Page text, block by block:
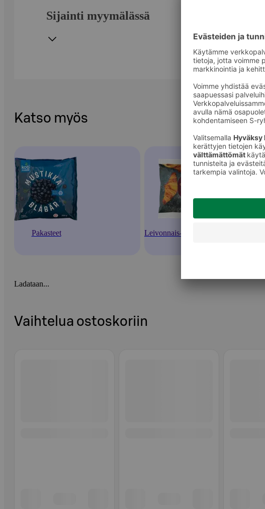
Sijainti myymälässä
Katso myös
Pakasteet Leivonnais- ja leipäpakasteet
Ladataan...
Vaihtelua ostoskoriin